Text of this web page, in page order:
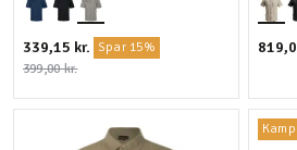
339,15 kr. Spar 15%
399,00 kr.